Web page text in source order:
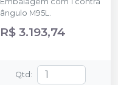
ângulo M95L.
R$ 3.193,74
Qtd :